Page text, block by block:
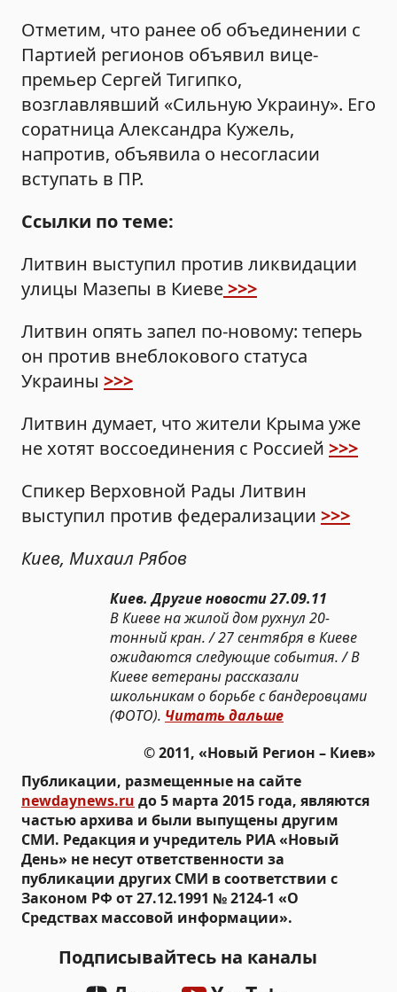
Отметим, что ранее об объединении с
Партией регионов объявил вице-
премьер Сергей Тигипко,
возглавлявший «Сильную Украину». Его
соратница Александра Кужель,
напротив, объявила о несогласии
вступать в ПР.
Ссылки по теме:
Литвин выступил против ликвидации
улицы Мазепы в Киеве>>>
Литвин опять запел по-новому: теперь
он против внеблокового статуса
Украины >>>
Литвин думает, что жители Крыма уже
не хотят воссоединения с Россией >>>
Спикер Верховной Рады Литвин
выступил против федерализации >>>
Киев, Михаил Рябов
Киев. Другие новости 27.09.11
В Киеве на жилой дом рухнул 20-
тонный кран. / 27 сентября в Киеве
ожидаются следующие события. / В
Киеве ветераны рассказали
школьникам о борьбе с бандеровцами
(ФОТО). Читать дальше
© 2011, «Новый Регион – Киев»
Публикации, размещенные на сайте
newdaynews.ru до 5 марта 2015 года, являются
частью архива и были выпущены другим
СМИ. Редакция и учредитель РИА «Новый
День» не несут ответственности за
публикации других СМИ в соответствии с
Законом РФ от 27.12.1991 № 2124-1 «О
Средствах массовой информации».
Подписывайтесь на каналы